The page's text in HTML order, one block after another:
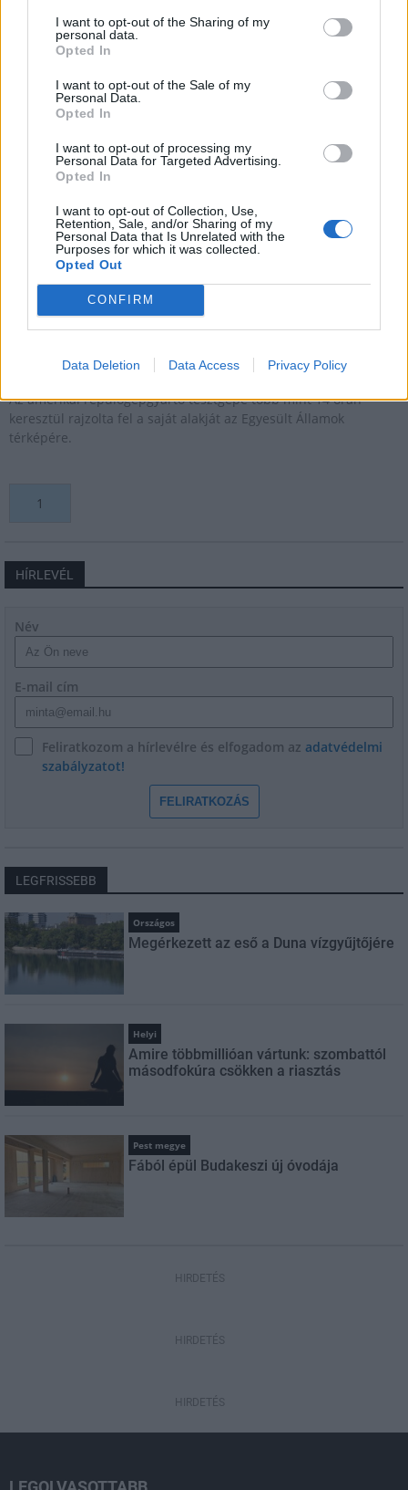
I want to opt-out of the Sharing of my
personal data.
Opted In
I want to opt-out of the Sale of my
Personal Data.
Opted In
I want to opt-out of processing my
Personal Data for Targeted Advertising.
Opted In
I want to opt-out of Collection, Use,
Retention, Sale, and/or Sharing of my
Personal Data that Is Unrelated with the
Purposes for which it was collected.
Opted Out
CONFIRM
Data Deletion Data Access Privacy Policy
Már Philadelphiába is lehet közvetlenül Budapestről
2018.05.07
Az American Airlines rendszeres, átszállás nélküli járatot
indított Budapest és az amerikai nagyváros között.
A történelem legbiztonságosabb évét podukálták a
repülők
2018.01.02
Az amerikai repülőgépgyártó tesztgépe több mint 14 órán
keresztül rajzolta fel a saját alakját az Egyesült Államok
térképére.
1
HÍRLEVÉL
Név
E-mail cím
Feliratkozom a hírlevélre és elfogadom az adatvédelmi
szabályzatot!
FELIRATKOZÁS
LEGFRISSEBB
Országos
Megérkezett az eső a Duna vízgyűjtőjére
Helyi
Amire többmillióan vártunk: szombattól
másodfokúra csökken a riasztás
Pest megye
Fából épül Budakeszi új óvodája
HIRDETÉS
HIRDETÉS
HIRDETÉS